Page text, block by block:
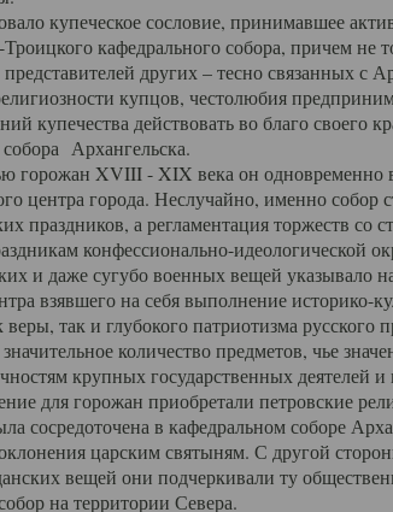
купеческое сословие, принимавшее
кафедрального собора, причем не
других – тесно связанных с
купцов, честолюбия
купечества действовать во благо своего
Архангельска.
XVIII - XIX века он одновременно
центра города. Неслучайно, именно собор
праздников, а регламентация торжеств со
конфессионально-идеологической
даже сугубо военных вещей указывало
взявшего на себя выполнение историко-
так и глубокого патриотизма русского
количество предметов, чье
крупных государственных деятелей и
для горожан приобретали петровские
сосредоточена в кафедральном соборе
царским святыням. С другой
вещей они подчеркивали ту
на территории Севера.